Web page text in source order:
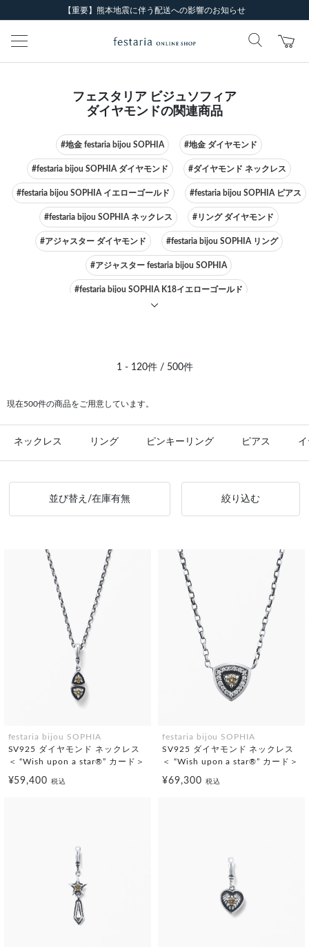
【重要】熊本地震に伴う配送への影響のお知らせ
フェスタリア ビジュソフィア
ダイヤモンドの関連商品
#地金 festaria bijou SOPHIA #地金 ダイヤモンド
#festaria bijou SOPHIA ダイヤモンド #ダイヤモンド ネックレス
#festaria bijou SOPHIA イエローゴールド #festaria bijou SOPHIA ピアス
#festaria bijou SOPHIA ネックレス #リング ダイヤモンド
#アジャスター ダイヤモンド #festaria bijou SOPHIA リング
#アジャスター festaria bijou SOPHIA
#festaria bijou SOPHIA K18イエローゴールド
#festaria bijou SOPHIA K10イエローゴールド
#ダイヤモンド ピアス #スライドチェーン ダイヤモンド
1 - 120件 / 500件
現在500件の商品をご用意しています。
ネックレス リング ピンキーリング ピアス
並び替え/在庫有無 絞り込む
festaria bijou SOPHIA
SV925 ダイヤモンド ネックレス
＜ “Wish upon a star®” カード＞
¥59,400税込
festaria bijou SOPHIA
SV925 ダイヤモンド ネックレス
＜ “Wish upon a star®” カード＞
¥69,300 税込